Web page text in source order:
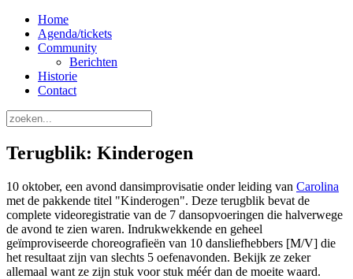
Home
Agenda/tickets
Community
Berichten
Historie
Contact
Terugblik: Kinderogen
10 oktober, een avond dansimprovisatie onder leiding van Carolina
met de pakkende titel "Kinderogen". Deze terugblik bevat de
complete videoregistratie van de 7 dansopvoeringen die halverwege
de avond te zien waren. Indrukwekkende en geheel
geïmproviseerde choreografieën van 10 dansliefhebbers [M/V] die
het resultaat zijn van slechts 5 oefenavonden. Bekijk ze zeker
allemaal want ze zijn stuk voor stuk méér dan de moeite waard.